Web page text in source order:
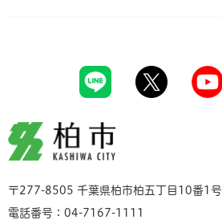
柏市
〒277-8505 千葉県柏市柏五丁目10番1号
電話番号：04-7167-1111